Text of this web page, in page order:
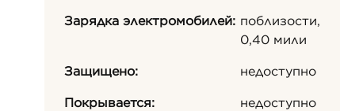
Зарядка электромобилей: поблизости,
0,40 мили
Защищено:
недоступно
Покрывается:
недоступно